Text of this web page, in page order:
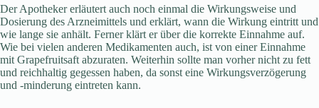
Der Apotheker erläutert auch noch einmal die Wirkungsweise und
Dosierung des Arzneimittels und erklärt, wann die Wirkung eintritt und
wie lange sie anhält. Ferner klärt er über die korrekte Einnahme auf.
Wie bei vielen anderen Medikamenten auch, ist von einer Einnahme
mit Grapefruitsaft abzuraten. Weiterhin sollte man vorher nicht zu fett
und reichhaltig gegessen haben, da sonst eine Wirkungsverzögerung
und -minderung eintreten kann.